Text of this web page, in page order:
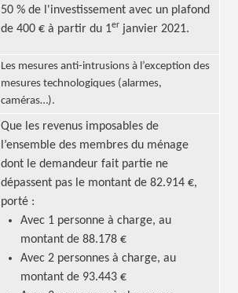
50 % de l'investissement avec un plafond
de 400 € à partir du 1er janvier 2021.
Les mesures anti-intrusions à l’exception des
mesures technologiques (alarmes,
caméras…).
Que les revenus imposables de
l’ensemble des membres du ménage
dont le demandeur fait partie ne
dépassent pas le montant de 82.914 €,
porté :
Avec 1 personne à charge, au
montant de 88.178 €
Avec 2 personnes à charge, au
montant de 93.443 €